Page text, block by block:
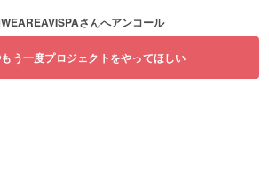
WEAREAVISPAさんへアンコール
もう一度プロジェクトをやってほしい